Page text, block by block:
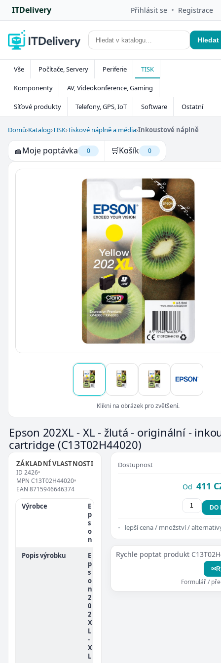
ITDelivery Přihlásit se • Registrace
Hledat
Vše Počítače, Servery Periferie TISK
Komponenty AV, Videokonference, Gaming
Síťové produkty Telefony, GPS, IoT Software Ostatní
Domů›Katalog›TISK›Tiskové náplně a média›Inkoustové náplně
🧺Moje poptávka 0 🛒Košík 0
Klikni na obrázek pro zvětšení.
Epson 202XL - XL - žlutá - originální -
cartridge (C13T02H44020)
ZÁKLADNÍ VLASTNOSTI
ID 2426•
MPN C13T02H44020•
EAN 8715946646374
Výrobce
E
p
s
o
n
Popis výrobku
E
p
s
o
n
2
0
2
X
L
-
X
L
Dostupnost
Od 411
DO
lepší cena / množství /
Rychle poptat produkt
✉
Formulář /